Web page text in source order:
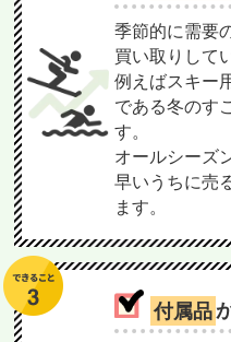
季節的に需要
買い取りして
例えばスキー
である冬のす
す。
オールシーズ
早いうちに売
ます。
付属品